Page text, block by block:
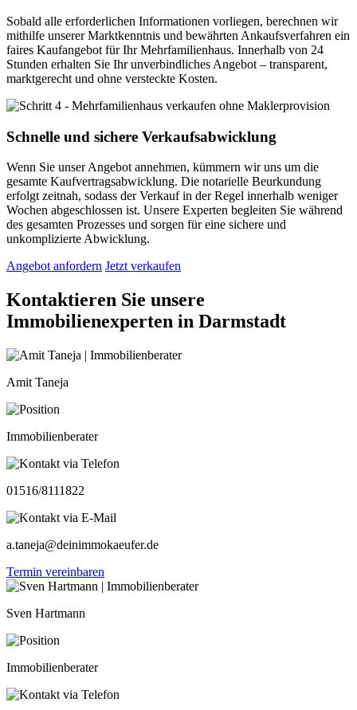
Sobald alle erforderlichen Informationen vorliegen, berechnen wir
mithilfe unserer Marktkenntnis und bewährten Ankaufsverfahren ein
faires Kaufangebot für Ihr Mehrfamilienhaus. Innerhalb von 24
Stunden erhalten Sie Ihr unverbindliches Angebot – transparent,
marktgerecht und ohne versteckte Kosten.
Schnelle und sichere Verkaufsabwicklung
Wenn Sie unser Angebot annehmen, kümmern wir uns um die
gesamte Kaufvertragsabwicklung. Die notarielle Beurkundung
erfolgt zeitnah, sodass der Verkauf in der Regel innerhalb weniger
Wochen abgeschlossen ist. Unsere Experten begleiten Sie während
des gesamten Prozesses und sorgen für eine sichere und
unkomplizierte Abwicklung.
Angebot anfordern Jetzt verkaufen
Kontaktieren Sie unsere
Immobilienexperten in Darmstadt
Amit Taneja
Immobilienberater
01516/8111822
a.taneja@deinimmokaeufer.de
Termin vereinbaren
Sven Hartmann
Immobilienberater